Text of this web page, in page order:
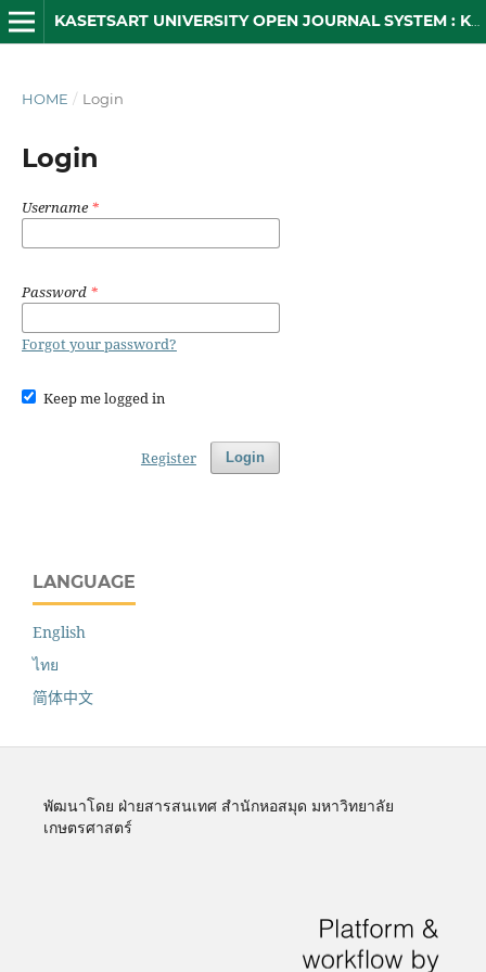
KASETSART UNIVERSITY OPEN JOURNAL SYSTEM : KUOJS
HOME / Login
Login
Username*
Password *
Forgot your password?
Keep me logged in
Login
Register
LANGUAGE
English
ไทย
简体中文
พัฒนาโดย ฝ่ายสารสนเทศ สำนักหอสมุด มหาวิทยาลัย
เกษตรศาสตร์